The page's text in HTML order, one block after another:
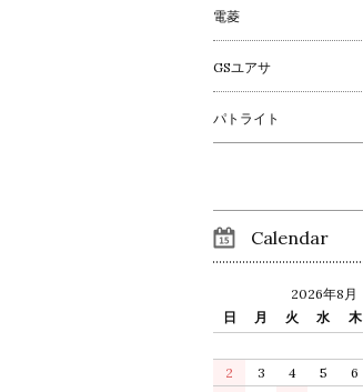
電菱
GSユアサ
パトライト
Calendar
2026年8月
日
月 火 水 木
2
3 4 5 6